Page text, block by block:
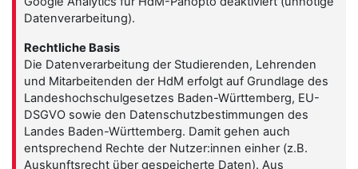
Datenverarbeitung).
Rechtliche Basis
Die Datenverarbeitung der Studierenden, Lehrenden
und Mitarbeitenden der HdM erfolgt auf Grundlage des
Landeshochschulgesetzes Baden-Württemberg, EU-
DSGVO sowie den Datenschutzbestimmungen des
Landes Baden-Württemberg. Damit gehen auch
entsprechend Rechte der Nutzer:innen einher (z.B.
Auskunftsrecht über gespeicherte Daten). Aus